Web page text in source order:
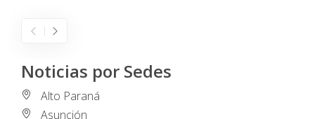
Noticias por Sedes
Alto Paraná
Asunción